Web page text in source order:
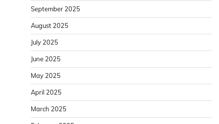
September 2025
August 2025
July 2025
June 2025
May 2025
April 2025
March 2025